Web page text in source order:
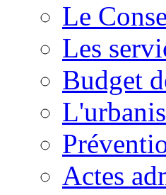
Le
Les
Budget
Actes